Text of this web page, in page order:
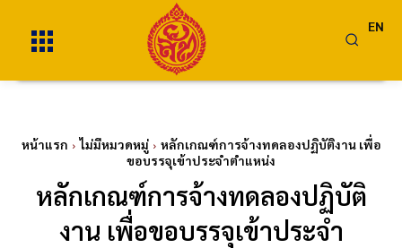
EN
หน้าแรก ไม่มีหมวดหมู่
หลักเกณฑ์การจ้างทดลองปฏิบัติงาน เพื่อ
ขอบรรจุเข้าประจำตำแหน่ง
หลักเกณฑ์การจ้างทดลองปฏิบัติ
งาน เพื่อขอบรรจุเข้าประจำ